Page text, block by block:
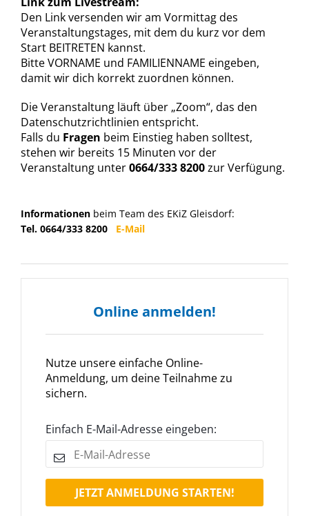
Den Link versenden wir am Vormittag des
Veranstaltungstages, mit dem du kurz vor dem
Start BEITRETEN kannst.
Bitte VORNAME und FAMILIENNAME eingeben,
damit wir dich korrekt zuordnen können.
Die Veranstaltung läuft über „Zoom“, das den
Datenschutzrichtlinien entspricht.
Falls du Fragen beim Einstieg haben solltest,
stehen wir bereits 15 Minuten vor der
Veranstaltung unter0664/333 8200zur Verfügung.
Informationen beim Team des EKiZ Gleisdorf:
Tel. 0664/333 8200 E-Mail
Online anmelden!
Nutze unsere einfache Online-
Anmeldung, um deine Teilnahme zu
sichern.
Einfach E-Mail-Adresse eingeben:
JETZT ANMELDUNG STARTEN!